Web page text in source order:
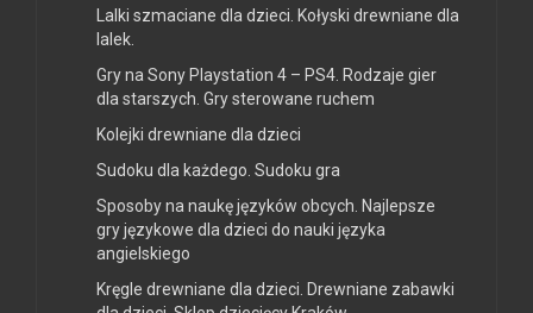
Lalki szmaciane dla dzieci. Kołyski drewniane dla
lalek.
Gry na Sony Playstation 4 – PS4. Rodzaje gier
dla starszych. Gry sterowane ruchem
Kolejki drewniane dla dzieci
Sudoku dla każdego. Sudoku gra
Sposoby na naukę języków obcych. Najlepsze
gry językowe dla dzieci do nauki języka
angielskiego
Kręgle drewniane dla dzieci. Drewniane zabawki